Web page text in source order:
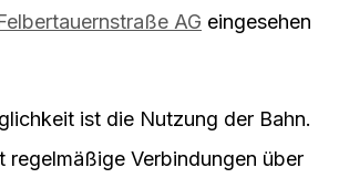
AG eingesehen
ist die Nutzung der Bahn.
regelmäßige Verbindungen über